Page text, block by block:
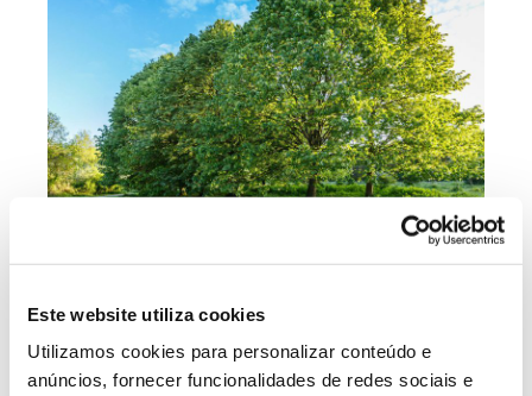
Este website utiliza cookies
Utilizamos cookies para personalizar conteúdo e
anúncios, fornecer funcionalidades de redes sociais e
do latim “tomentosus” – com pequenos pelos, referindo-se à
tom prateado.